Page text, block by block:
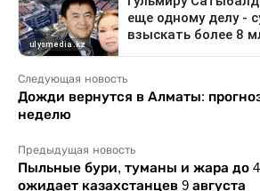
Следующая новость
Дожди вернутся в Алматы:
неделю
Предыдущая новость
Пыльные бури, туманы и жара до
ожидает казахстанцев 9 августа